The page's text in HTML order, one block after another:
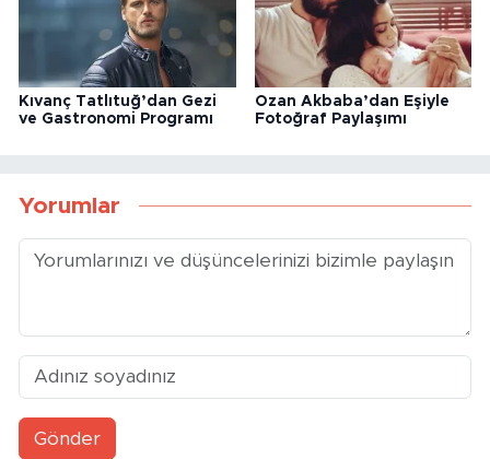
Kıvanç Tatlıtuğ’dan Gezi
ve Gastronomi Programı
Ozan Akbaba’dan Eşiyle
Fotoğraf Paylaşımı
Yorumlar
Gönder